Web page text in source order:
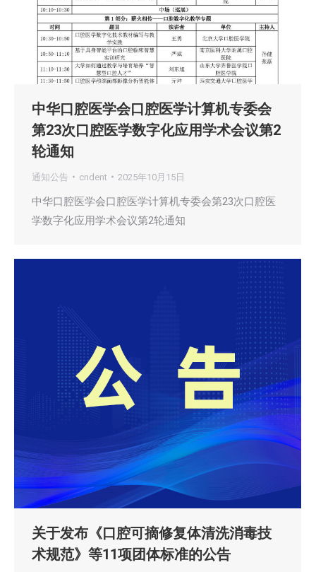
中华口腔医学会口腔医学计算机专委会
第23次口腔医学数字化应用学术会议第2
轮通知
通知公告 cndent 2025年10月15日
中华口腔医学会口腔医学计算机专委会第23次口腔医
学数字化应用学术会议第2轮通知
关于发布《口腔可摘修复体清洗消毒技
术规范》等11项团体标准的公告